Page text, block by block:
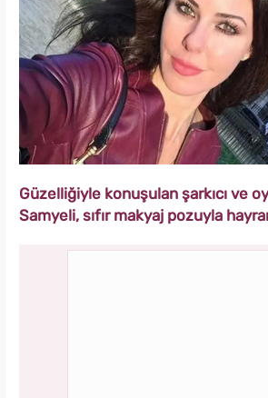
Güzelliğiyle konuşulan şarkıcı ve
Samyeli, sıfır makyaj pozuyla